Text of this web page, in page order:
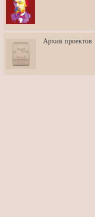
3: Обусловленности
человека и их влияние на
карьеру
скульптором Дмитрием
Тугариновым
АртБульвар в День города
Архив проектов